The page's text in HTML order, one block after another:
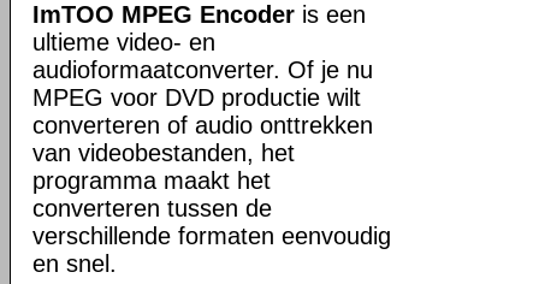
ImTOO MPEG Encoder is een
ultieme video- en
audioformaatconverter. Of je nu
MPEG voor DVD productie wilt
converteren of audio onttrekken
van videobestanden, het
programma maakt het
converteren tussen de
verschillende formaten eenvoudig
en snel.